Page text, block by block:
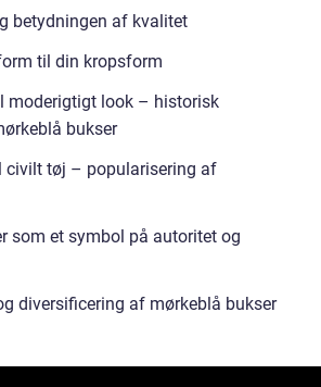
betydningen af kvalitet
til din kropsform
moderigtigt look – historisk
bukser
tøj – popularisering af
som et symbol på autoritet og
diversificering af mørkeblå bukser